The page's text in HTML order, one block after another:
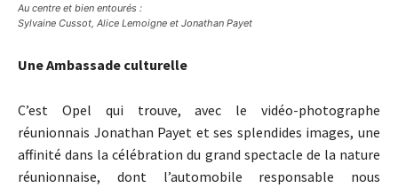
Au centre et bien entourés :
Sylvaine Cussot, Alice Lemoigne et Jonathan Payet
Une Ambassade culturelle
C’est Opel qui trouve, avec le vidéo-photographe
réunionnais Jonathan Payet et ses splendides images, une
affinité dans la célébration du grand spectacle de la nature
réunionnaise, dont l’automobile responsable nous